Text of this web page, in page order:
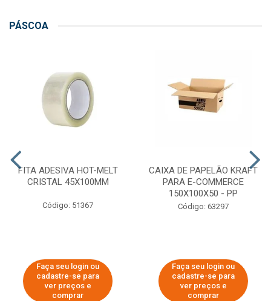
PÁSCOA
FITA ADESIVA HOT-MELT
CRISTAL 45X100MM
Código: 51367
Faça seu login ou
cadastre-se para
ver preços e
comprar
CAIXA DE PAPELÃO KRAFT
PARA E-COMMERCE
150X100X50 - PP
Código: 63297
Faça seu login ou
cadastre-se para
ver preços e
comprar